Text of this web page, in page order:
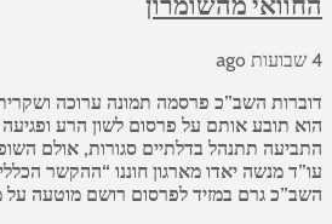
4 שבועות ago
דוברות השב”כ פרסמה תמונה ערוכה
הוא תובע אותם על פרסום לשון הרע
התביעה תתנהל בדלתיים סגורות, אולם
עו”ד מנשה יאדו מארגון חוננו “ההקשר
השב”כ גרם במזיד לפרסום רושם מוטעה על